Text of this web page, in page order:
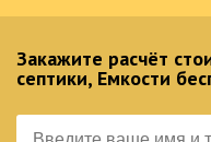
Закажите расчёт
септики, Емкости